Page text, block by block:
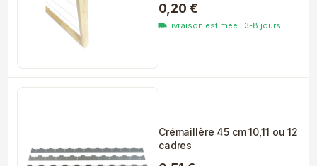
0,20 €
local_shippingLivraison estimée : 3-8 jours
Crémaillère 45 cm 10,11 ou 12
cadres